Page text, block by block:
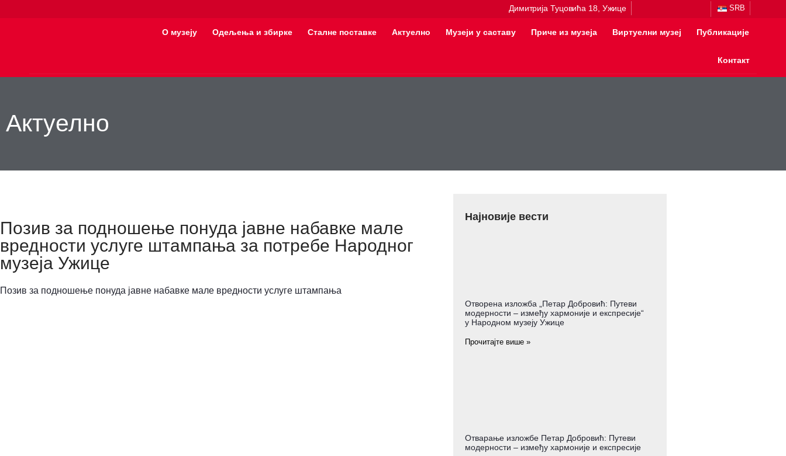
Димитрија Туцовића 18, Ужице SRB
О музеју Одељења и збирке Сталне поставке Актуелно Музеји у саставу Приче из музеја Виртуелни музеј Публикације
Контакт
Актуелно
Позив за подношење понуда јавне набавке мале
вредности услуге штампања за потребе Народног
музеја Ужице
Позив за подношење понуда јавне набавке мале вредности услуге штампања
Најновије вести
Отворена изложба „Петар Добровић: Путеви
модерности – између хармоније и експресије“
у Народном музеју Ужице
Прочитајте више »
Отварање изложбе Петар Добровић: Путеви
модерности – између хармоније и експресије